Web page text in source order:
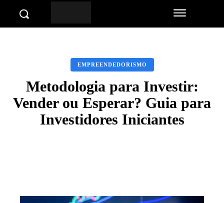
EMPREENDEDORISMO
Metodologia para Investir:
Vender ou Esperar? Guia para
Investidores Iniciantes